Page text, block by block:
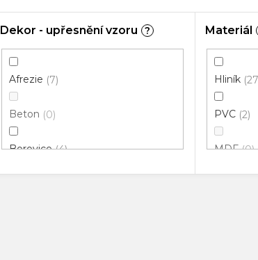
Dekor - upřesnění vzoru ?
Afrezie 7
Beton 0
Borovice 4
Materiál
Hliník 27
PVC 2
MDF 0